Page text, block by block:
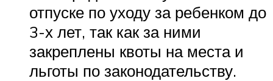
отпуске по уходу за ребенком до
3-х лет, так как за ними
закреплены квоты на места и
льготы по законодательству.